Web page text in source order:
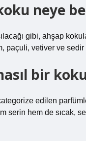
neye
gibi, ahşap
paçuli, vetiver ve sedir
bir
edilen
serin hem de sıcak,